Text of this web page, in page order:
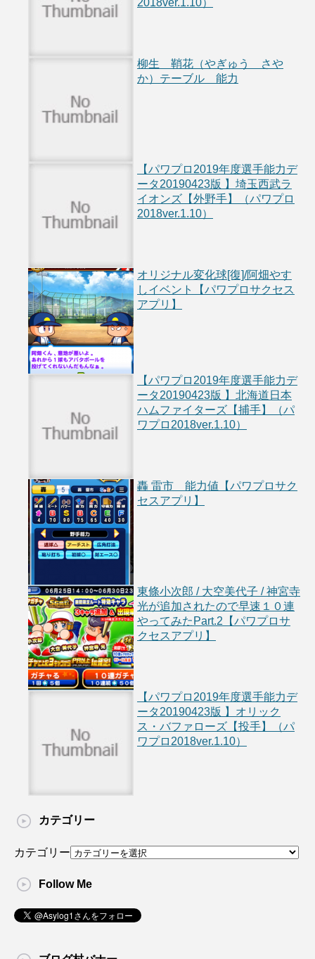
2018ver.1.10）
柳生 鞘花（やぎゅう さや
か）テーブル 能力
【パワプロ2019年度選手能力デ
ータ20190423版 】埼玉西武ラ
イオンズ【外野手】（パワプロ
2018ver.1.10）
オリジナル変化球[復]/阿畑やす
しイベント【パワプロサクセス
アプリ】
【パワプロ2019年度選手能力デ
ータ20190423版 】北海道日本
ハムファイターズ【捕手】（パ
ワプロ2018ver.1.10）
轟 雷市 能力値【パワプロサク
セスアプリ】
東條小次郎 / 大空美代子 / 神宮寺
光が追加されたので早速１０連
やってみたPart.2【パワプロサ
クセスアプリ】
【パワプロ2019年度選手能力デ
ータ20190423版 】オリック
ス・バファローズ【投手】（パ
ワプロ2018ver.1.10）
カテゴリー
カテゴリー
Follow Me